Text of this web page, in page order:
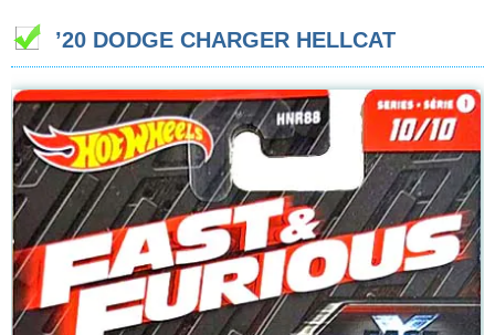
’20 DODGE CHARGER HELLCAT